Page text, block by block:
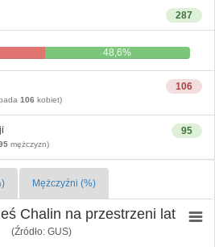
287
48,6%
106
106 kobiet)
95
mężczyzn)
Mężczyźni (%)
Chalin na przestrzeni lat
(Źródło: GUS)